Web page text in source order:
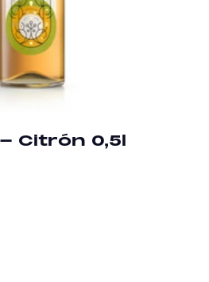
Citrón 0,5l